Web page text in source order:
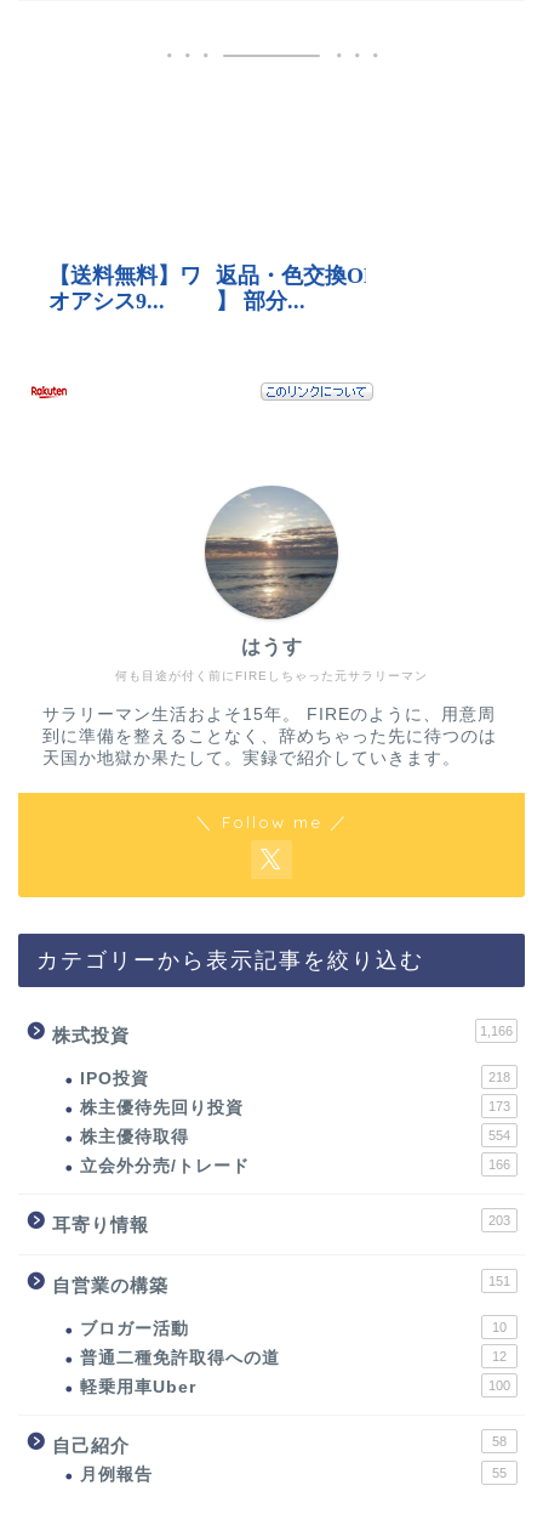
何も目途が付く前にFIREしちゃった元サラリーマン
はうす
サラリーマン生活およそ15年。 FIREのように、用意周
到に準備を整えることなく、辞めちゃった先に待つのは
天国か地獄か果たして。実録で紹介していきます。
＼ Follow me ／
カテゴリーから表示記事を絞り込む
株式投資 1,166
IPO投資 218
株主優待先回り投資 173
株主優待取得 554
立会外分売/トレード 166
耳寄り情報 203
自営業の構築 151
ブロガー活動 10
普通二種免許取得への道 12
軽乗用車Uber 100
自己紹介 58
月例報告 55